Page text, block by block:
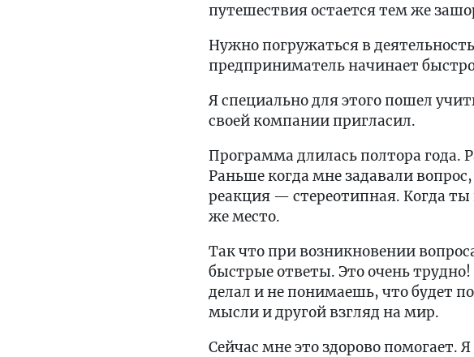
путешествия остается тем же
Нужно погружаться в
предприниматель начинает
Я специально для этого пошел
своей компании пригласил.
Программа длилась полтора
Раньше когда мне задавали
реакция — стереотипная. Когда
же место.
Так что при возникновении
быстрые ответы. Это очень
делал и не понимаешь, что будет
мысли и другой взгляд на мир.
Сейчас мне это здорово помогает.